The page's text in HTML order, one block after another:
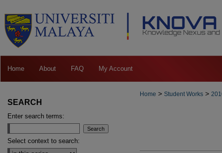
Home About FAQ My Account
Home > Student Works >
SEARCH
Enter search terms:
Select context to search: